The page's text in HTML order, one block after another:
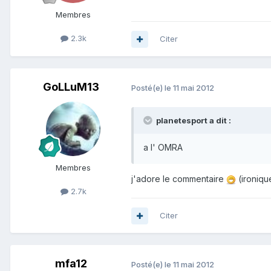
Membres
2.3k Citer
GoLLuM13
Membres
2.7k
Posté(e) le 11 mai 2012
planetesport a dit :
a l' OMRA
j'adore le commentaire
Citer
mfa12 Posté(e) le 11 mai 2012